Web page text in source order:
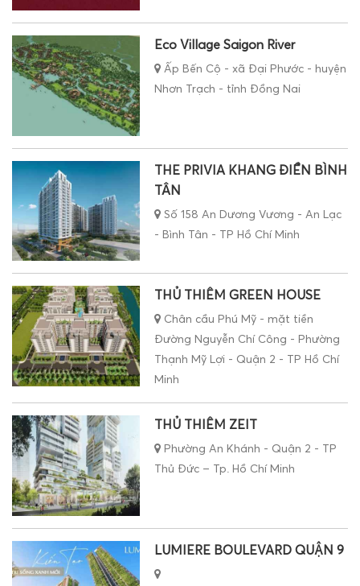
Ấp Bến Cộ - xã Đại Phước - huyện
Nhơn Trạch - tỉnh Đồng Nai
TÂN
Số 158 An Dương Vương - An Lạc
- Bình Tân - TP Hồ Chí Minh
Chân cầu Phú Mỹ - mặt tiền
Đường Nguyễn Chí Công - Phường
Thạnh Mỹ Lợi - Quận 2 - TP Hồ Chí
Minh
Phường An Khánh - Quận 2 - TP
Thủ Đức – Tp. Hồ Chí Minh